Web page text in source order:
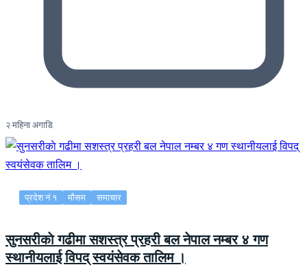
२ महिना अगाडि
प्रदेश नं १ मौसम समाचार
सुनसरीकाे गढीमा सशस्त्र प्रहरी बल नेपाल नम्बर ४ गण
स्थानीयलाई विपद् स्वयंसेवक तालिम ।